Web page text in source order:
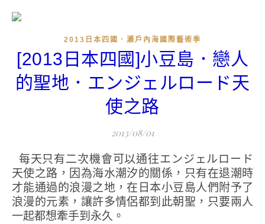
2013日本四國．瀨戶內海國際藝術季
[2013日本四國]小豆島．戀人
的聖地．エンジェルロード天
使之路
2013/08/01
每天只有二次機會可以通往エンジェルロード
天使之路，因為海水潮汐的關係，只有在退潮時
才能通過的浪漫之地，在日本小豆島人們附予了
浪漫的元素，讓許多情侶都到此朝聖，只要兩人
一起都想牽手到永久。